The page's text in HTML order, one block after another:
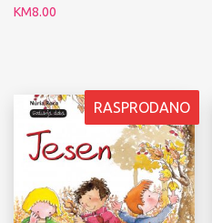
KM8.00
RASPRODANO